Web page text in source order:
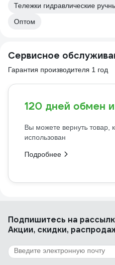
Тележки гидравлические
Оптом
Сервисное
Гарантия производителя 1 год
120 дней обмен
Вы можете вернуть товар,
использован
Подробнее
Подпишитесь на
Акции, скидки,